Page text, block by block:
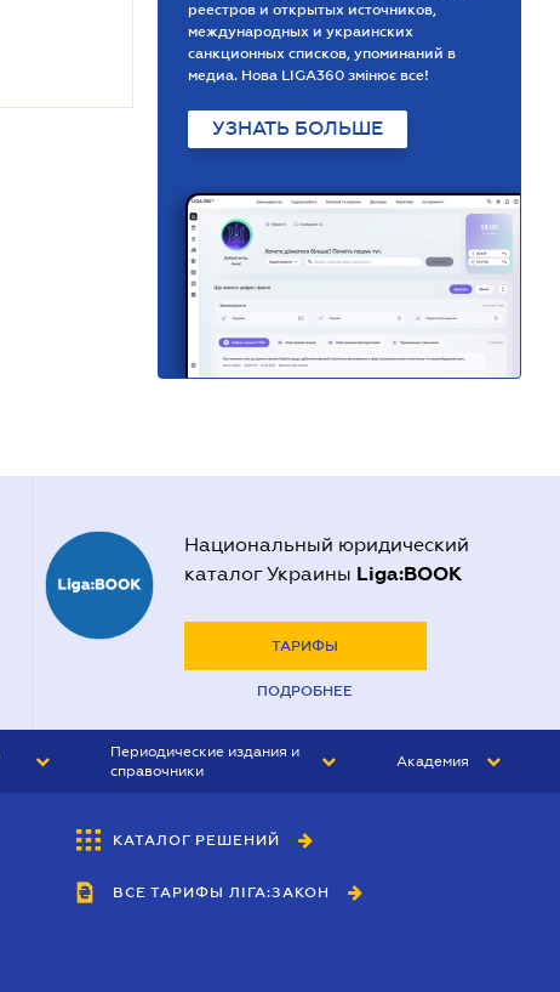
реестров и открытых источников,
международных и украинских
санкционных списков, упоминаний в
медиа. Нова LIGA360 змінює все!
УЗНАТЬ БОЛЬШЕ
Национальный юридический
каталог Украины Liga:BOOK
ТАРИФЫ
ПОДРОБНЕЕ
Периодические издания и
справочники
БУХГАЛТЕР&ЗАКОН
ВЕСТНИК МСФО
Академия
КАТАЛОГ РЕШЕНИЙ
ВСЕ ТАРИФЫ ЛІГА:ЗАКОН